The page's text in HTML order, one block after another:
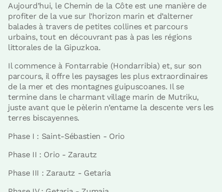
Aujourd’hui, le Chemin de la Côte est une manière de
profiter de la vue sur l’horizon marin et d’alterner
balades à travers de petites collines et parcours
urbains, tout en découvrant pas à pas les régions
littorales de la Gipuzkoa.
Il commence à Fontarrabie (Hondarribia) et, sur son
parcours, il offre les paysages les plus extraordinaires
de la mer et des montagnes guipuscoanes. Il se
termine dans le charmant village marin de Mutriku,
juste avant que le pèlerin n’entame la descente vers les
terres biscayennes.
Phase I : Saint-Sébastien - Orio
Phase II : Orio - Zarautz
Phase III : Zarautz - Getaria